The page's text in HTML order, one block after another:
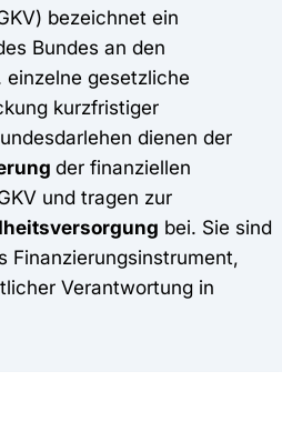
bezeichnet ein
Bundes an den
einzelne gesetzliche
kurzfristiger
dienen der
der finanziellen
und tragen zur
bei. Sie sind
Finanzierungsinstrument,
Verantwortung in